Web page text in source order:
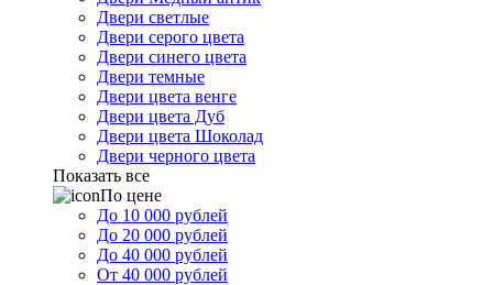
Двери светлые
Двери серого цвета
Двери синего цвета
Двери темные
Двери цвета венге
Двери цвета Дуб
Двери цвета Шоколад
Двери черного цвета
Показать все
По цене
До 10 000 рублей
До 20 000 рублей
До 40 000 рублей
От 40 000 рублей